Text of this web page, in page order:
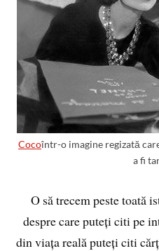
Cocoîntr-o imagine regizată
a fi
O să trecem peste toată
despre care puteți citi pe
din viața reală puteți citi